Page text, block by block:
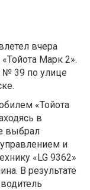
вчера
Марк 2».
№ 39 по улице
«Тойота
в
выбрал
и
«LG 9362»
В результате